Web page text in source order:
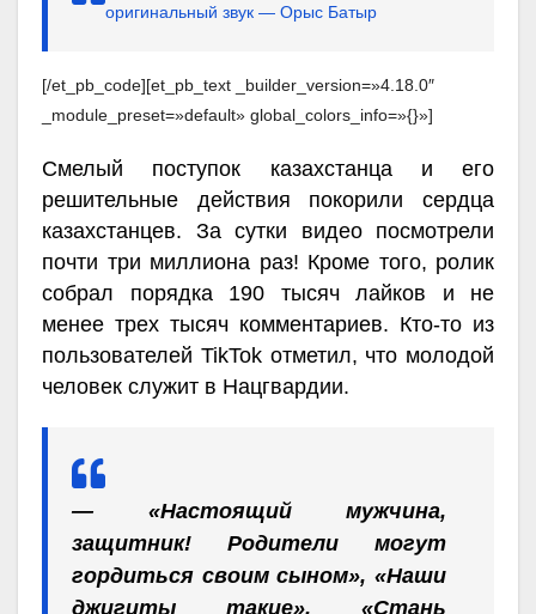
оригинальный звук — Орыс Батыр
[/et_pb_code][et_pb_text _builder_version=»4.18.0″
_module_preset=»default» global_colors_info=»{}»]
Смелый поступок казахстанца и его
решительные действия покорили сердца
казахстанцев. За сутки видео посмотрели
почти три миллиона раз! Кроме того, ролик
собрал порядка 190 тысяч лайков и не
менее трех тысяч комментариев. Кто-то из
пользователей TikTok отметил, что молодой
человек служит в Нацгвардии.
— «Настоящий мужчина,
защитник! Родители могут
гордиться своим сыном», «Наши
джигиты такие», «Стань